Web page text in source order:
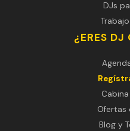
DJs
¿ERES DJ
Ofertas
Blog y